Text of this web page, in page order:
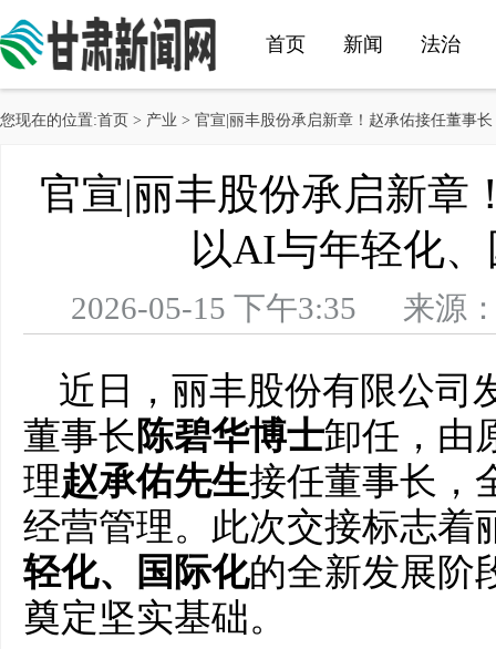
首页 新闻 法治
您现在的位置:首页 > 产业 > 官宣|丽丰股份承启新章！赵承佑接任董事
官宣|丽丰股份承启新章
以AI与年轻化
2026-05-15 下午3:35 来源
近日，丽丰股份有限公司
董事长 陈碧华博士卸任，由
理赵承佑先生接任董事长，
经营管理。此次交接标志着
轻化、国际化的全新发展阶
奠定坚实基础。